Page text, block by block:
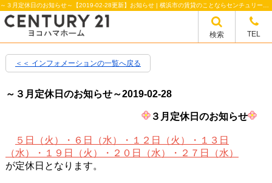
検索 TEL
＜＜ インフォメーションの一覧へ戻る
～３月定休日のお知らせ～2019-02-28
３月定休日のお知らせ
５日（火）・６日（水）・１２日（火）・１３日
（水）・１９日（火）・２０日（水）・２７日（水）
が定休日となります。